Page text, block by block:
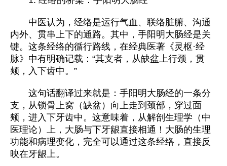
中医认为，经络是运行气血、联络脏腑、沟通
内外、贯串上下的通路。其中，手阳明大肠经是关
键。这条经络的循行路线，在经典医著《灵枢·经
脉》中有明确记载：“其支者，从缺盆上行颈，贯
颊，入下齿中。”
这句话翻译过来就是：手阳明大肠经的一条分
支，从锁骨上窝（缺盆）向上走到颈部，穿过面
颊，进入下牙齿中。这意味着，从解剖生理学（中
医理论）上，大肠与下牙龈直接相通！大肠的生理
功能和病理变化，完全可以通过这条经络，直接反
映在牙龈上。